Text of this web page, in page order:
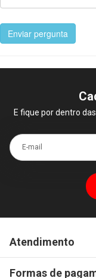
Enviar pergunta
E fique por dentro
E-mail
Atendimento
Formas de